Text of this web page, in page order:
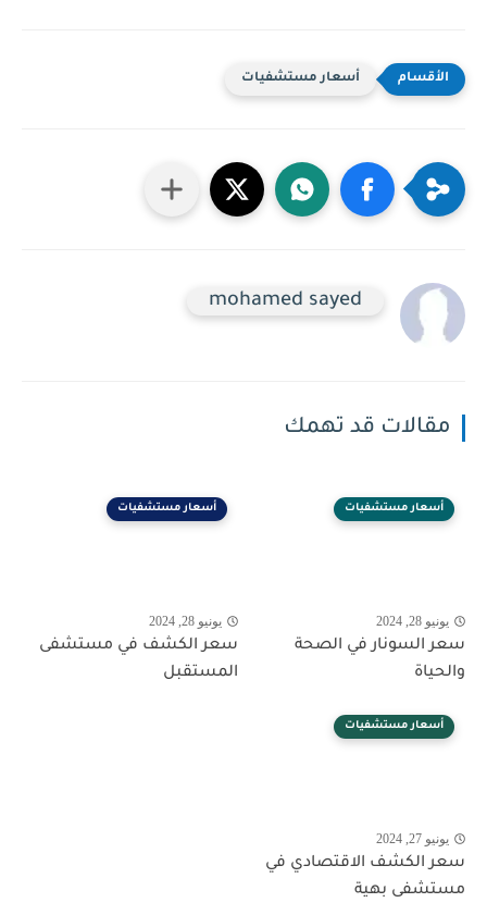
أسعار مستشفيات
mohamed sayed
مقالات قد تهمك
أسعار مستشفيات
يونيو 28, 2024
سعر السونار في الصحة
والحياة
أسعار مستشفيات
يونيو 28, 2024
سعر الكشف في مستشفى
المستقبل
أسعار مستشفيات
يونيو 27, 2024
سعر الكشف الاقتصادي في
مستشفى بهية